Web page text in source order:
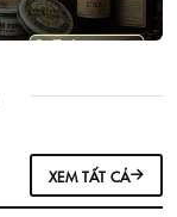
XEM TẤT CẢ